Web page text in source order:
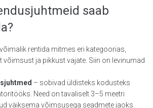
saab
rentida mitmes eri kategoorias,
võimsust ja pikkust vajate. Siin on levinumad
– sobivad üldisteks kodusteks
Need on tavaliselt 3–5 meetri
väiksema võimsusega seadmete jaoks.